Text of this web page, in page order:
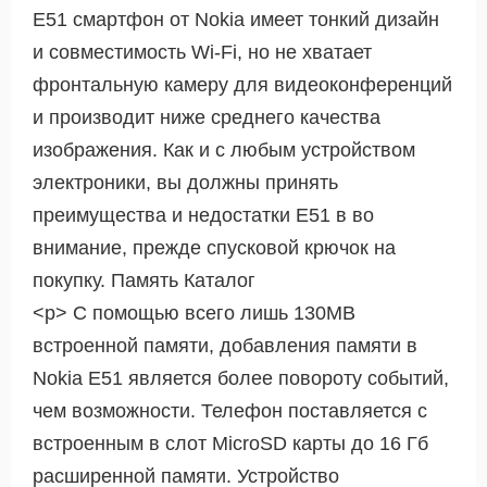
E51 смартфон от Nokia имеет тонкий дизайн
и совместимость Wi-Fi, но не хватает
фронтальную камеру для видеоконференций
и производит ниже среднего качества
изображения. Как и с любым устройством
электроники, вы должны принять
преимущества и недостатки E51 в во
внимание, прежде спусковой крючок на
покупку. Память Каталог
<р> С помощью всего лишь 130MB
встроенной памяти, добавления памяти в
Nokia E51 является более повороту событий,
чем возможности. Телефон поставляется с
встроенным в слот MicroSD карты до 16 Гб
расширенной памяти. Устройство